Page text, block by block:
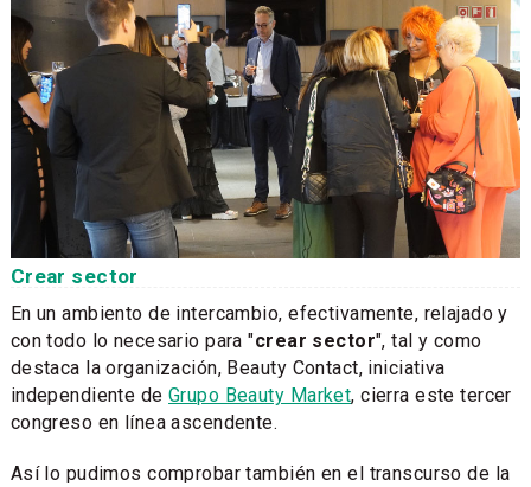
Crear sector
En un ambiento de intercambio, efectivamente, relajado y
con todo lo necesario para "crear sector", tal y como
destaca la organización, Beauty Contact, iniciativa
independiente deGrupo Beauty Market, cierra este tercer
congreso en línea ascendente.
Así lo pudimos comprobar también en el transcurso de la